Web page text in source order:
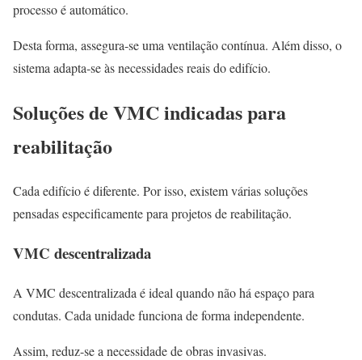
processo é automático.
Desta forma, assegura-se uma ventilação contínua. Além disso, o
sistema adapta-se às necessidades reais do edifício.
Soluções de VMC indicadas para
reabilitação
Cada edifício é diferente. Por isso, existem várias soluções
pensadas especificamente para projetos de reabilitação.
VMC descentralizada
A VMC descentralizada é ideal quando não há espaço para
condutas. Cada unidade funciona de forma independente.
Assim, reduz-se a necessidade de obras invasivas.